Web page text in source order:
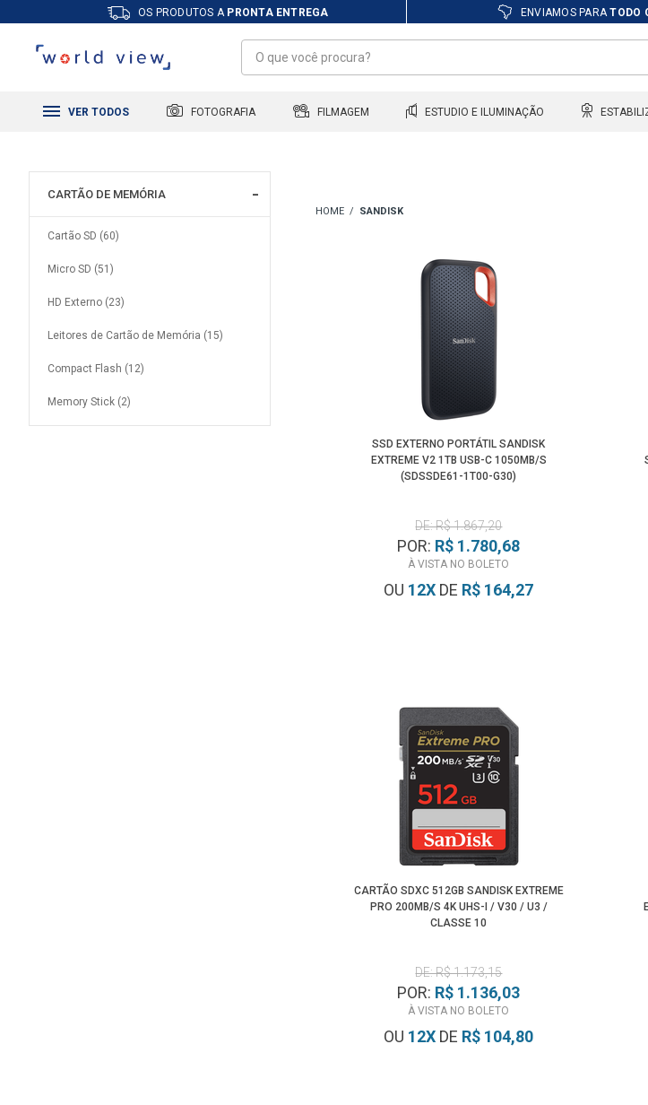
OS PRODUTOS A PRONTA ENTREGA ENVIAMOS PARATODO
VER TODOS FOTOGRAFIA FILMAGEM ESTUDIO E ILUMINAÇÃO
CARTÃO DE MEMÓRIA
Cartão SD (60)
Micro SD (51)
HD Externo (23)
Leitores de Cartão de Memória (15)
Compact Flash (12)
Memory Stick (2)
SANDISK
SSD EXTERNO PORTÁTIL SANDISK
EXTREME V2 1TB USB-C 1050MB/S
(SDSSDE61-1T00-G30)
DE: R$ 1.867,20
POR: R$ 1.780,68
À VISTA NO BOLETO
OU 12X DE R$ 164,27
CARTÃO SDXC 512GB SANDISK EXTREME
PRO 200MB/S 4K UHS-I / V30 / U3 /
CLASSE 10
DE: R$ 1.173,15
POR: R$ 1.136,03
À VISTA NO BOLETO
OU 12X DE R$ 104,80